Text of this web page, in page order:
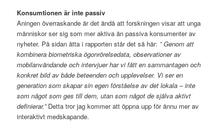
Konsumtionen är inte passiv
Aningen överraskande är det ändå att forskningen visar att unga
människor ser sig som mer aktiva än passiva konsumenter av
nyheter. På sidan åtta i rapporten står det så här: ” Genom att
kombinera biometriska ögonrörelsedata, observationer av
mobilanvändande och intervjuer har vi fått en sammantagen och
konkret bild av både beteenden och upplevelser. Vi ser en
generation som skapar sin egen förståelse av det lokala – inte
som något som ges till dem, utan som något de själva aktivt
definierar.”Detta tror jag kommer att öppna upp för ännu mer av
interaktivt medskapande.